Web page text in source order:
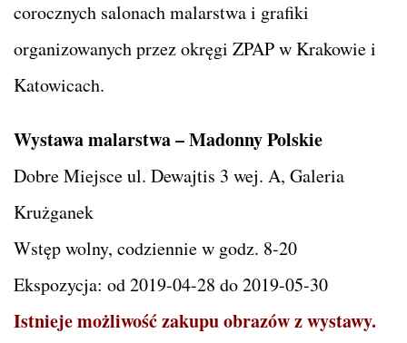
corocznych salonach malarstwa i grafiki
organizowanych przez okręgi ZPAP w Krakowie i
Katowicach.
Wystawa malarstwa – Madonny Polskie
Dobre Miejsce ul. Dewajtis 3 wej. A, Galeria
Krużganek
Wstęp wolny, codziennie w godz. 8-20
Ekspozycja: od 2019-04-28 do 2019-05-30
Istnieje możliwość zakupu obrazów z wystawy.